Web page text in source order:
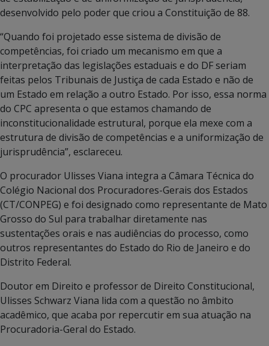
desenvolvido pelo poder que criou a Constituição de 88.
“Quando foi projetado esse sistema de divisão de
competências, foi criado um mecanismo em que a
interpretação das legislações estaduais e do DF seriam
feitas pelos Tribunais de Justiça de cada Estado e não de
um Estado em relação a outro Estado. Por isso, essa norma
do CPC apresenta o que estamos chamando de
inconstitucionalidade estrutural, porque ela mexe com a
estrutura de divisão de competências e a uniformização de
jurisprudência”, esclareceu.
O procurador Ulisses Viana integra a Câmara Técnica do
Colégio Nacional dos Procuradores-Gerais dos Estados
(CT/CONPEG) e foi designado como representante de Mato
Grosso do Sul para trabalhar diretamente nas
sustentações orais e nas audiências do processo, como
outros representantes do Estado do Rio de Janeiro e do
Distrito Federal.
Doutor em Direito e professor de Direito Constitucional,
Ulisses Schwarz Viana lida com a questão no âmbito
acadêmico, que acaba por repercutir em sua atuação na
Procuradoria-Geral do Estado.